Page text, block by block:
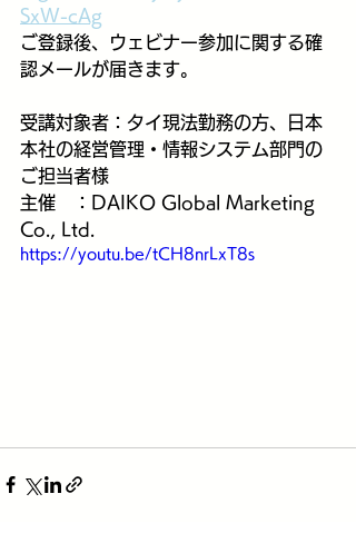
SxW-cAg
ご登録後、ウェビナー参加に関する確
認メールが届きます。
受講対象者：タイ現法勤務の方、日本
本社の経営管理・情報システム部門の
ご担当者様
主催　：DAIKO Global Marketing
Co., Ltd.
https://youtu.be/tCH8nrLxT8s